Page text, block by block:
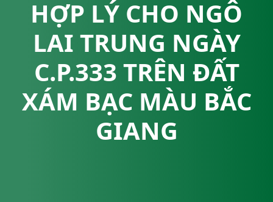
HỢP LÝ CHO NGÔ
LAI TRUNG NGÀY
C.P.333 TRÊN ĐẤT
XÁM BẠC MÀU BẮC
GIANG